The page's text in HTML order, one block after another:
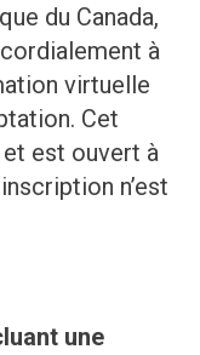
du Canada,
à
virtuelle
Cet
est ouvert à
n’est
une